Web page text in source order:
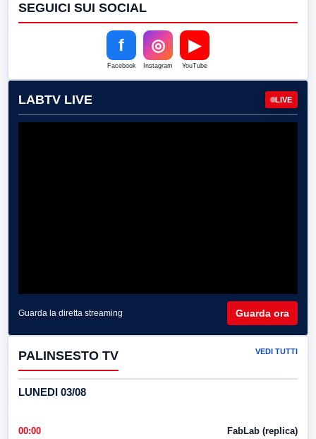
SEGUICI SUI SOCIAL
f
Facebook
◎
Instagram
▶
YouTube
LABTV LIVE LIVE
Guarda la diretta streaming Guarda ora
PALINSESTO TV VEDI TUTTI
LUNEDI 03/08
00:00 FabLab (replica)